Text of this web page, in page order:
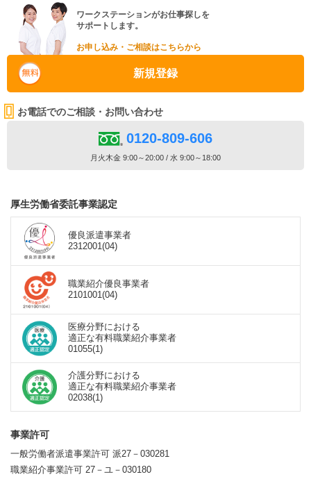
ワークステーションがお仕事探しを
サポートします。
お申し込み・ご相談はこちらから
新規登録
お電話でのご相談・お問い合わせ
0120-809-606
月火木金 9:00～20:00 / 水 9:00～18:00
厚生労働省委託事業認定
優良派遣事業者
2312001(04)
職業紹介優良事業者
2101001(04)
医療分野における
適正な有料職業紹介事業者
01055(1)
介護分野における
適正な有料職業紹介事業者
02038(1)
事業許可
一般労働者派遣事業許可 派27－030281
職業紹介事業許可 27－ユ－030180